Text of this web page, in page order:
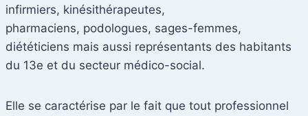
infirmiers, kinésithérapeutes,
pharmaciens, podologues, sages-femmes,
diététiciens mais aussi représentants des habitants
du 13e et du secteur médico-social.
Elle se caractérise par le fait que tout professionnel